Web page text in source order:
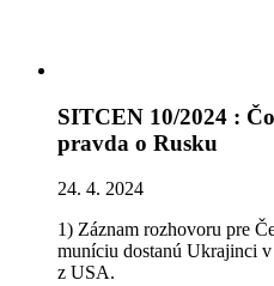
SITCEN 10/2024 :
pravda o Rusku
24. 4. 2024
1) Záznam rozhovoru pre
muníciu dostanú Ukrajinci
z USA.